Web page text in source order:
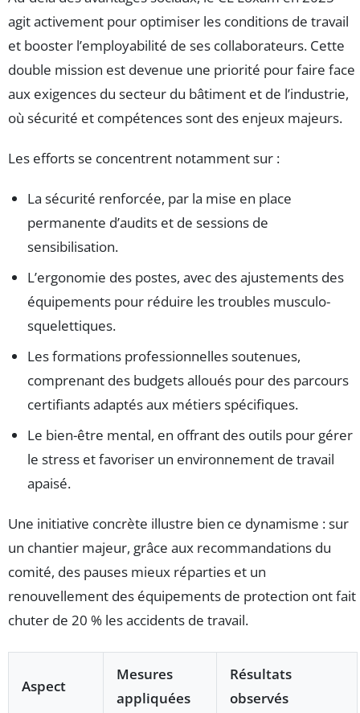
agit activement pour optimiser les conditions de travail
et booster l’employabilité de ses collaborateurs. Cette
double mission est devenue une priorité pour faire face
aux exigences du secteur du bâtiment et de l’industrie,
où sécurité et compétences sont des enjeux majeurs.
Les efforts se concentrent notamment sur :
La sécurité renforcée, par la mise en place
permanente d’audits et de sessions de
sensibilisation.
L’ergonomie des postes, avec des ajustements des
équipements pour réduire les troubles musculo-
squelettiques.
Les formations professionnelles soutenues,
comprenant des budgets alloués pour des parcours
certifiants adaptés aux métiers spécifiques.
Le bien-être mental, en offrant des outils pour gérer
le stress et favoriser un environnement de travail
apaisé.
Une initiative concrète illustre bien ce dynamisme : sur
un chantier majeur, grâce aux recommandations du
comité, des pauses mieux réparties et un
renouvellement des équipements de protection ont fait
chuter de 20 % les accidents de travail.
Aspect
Mesures
appliquées
Résultats
observés